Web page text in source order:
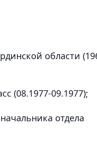
области
(08.1977-09.1977);
отдела